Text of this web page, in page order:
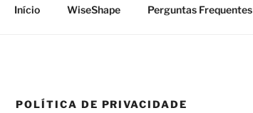
Início WiseShape Perguntas Frequentes
POLÍTICA DE PRIVACIDADE